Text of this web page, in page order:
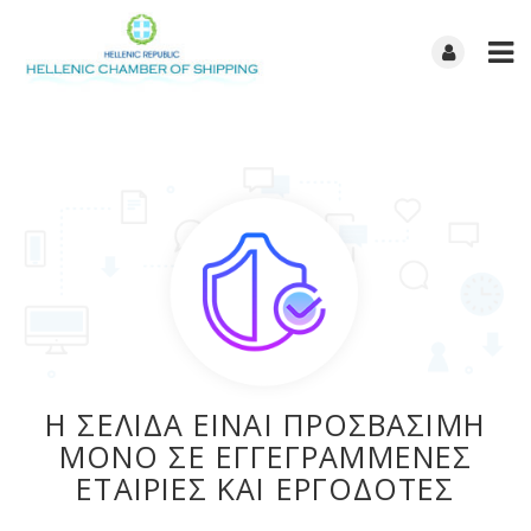
Η ΣΕΛΙΔΑ ΕΙΝΑΙ ΠΡΟΣΒΑΣΙΜΗ
ΜΟΝΟ ΣΕ ΕΓΓΕΓΡΑΜΜΕΝΕΣ
ΕΤΑΙΡΙΕΣ ΚΑΙ ΕΡΓΟΔΟΤΕΣ